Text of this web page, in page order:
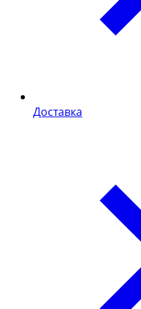
Доставка